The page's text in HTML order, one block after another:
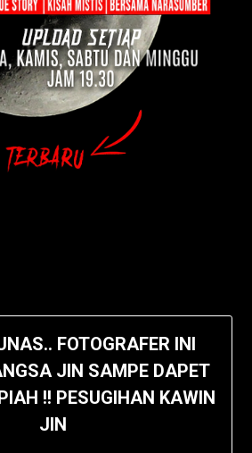
FOTOGRAFER INI
JIN SAMPE DAPET
!! PESUGIHAN KAWIN
JIN